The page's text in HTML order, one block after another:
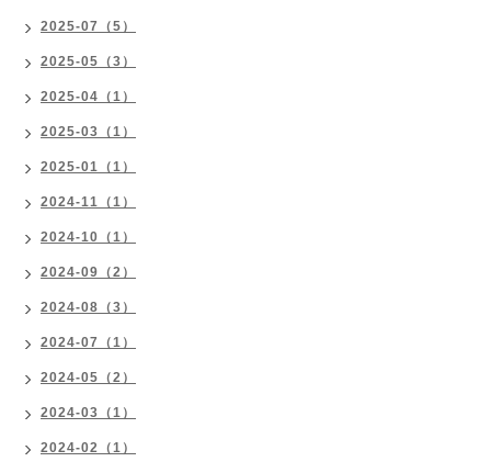
2025-07（5）
2025-05（3）
2025-04（1）
2025-03（1）
2025-01（1）
2024-11（1）
2024-10（1）
2024-09（2）
2024-08（3）
2024-07（1）
2024-05（2）
2024-03（1）
2024-02（1）